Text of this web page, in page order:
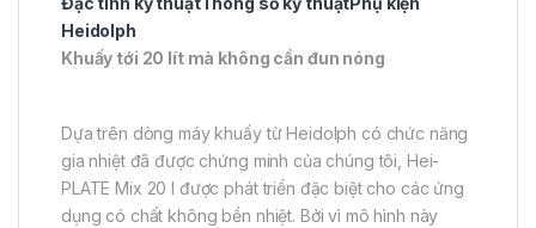
Heidolph
Khuấy tới 20 lít mà không cần đun nóng
Dựa trên dòng máy khuấy từ Heidolph có chức năng
gia nhiệt đã được chứng minh của chúng tôi, Hei-
PLATE Mix 20 l được phát triển đặc biệt cho các ứng
dụng có chất không bền nhiệt. Bởi vì mô hình này